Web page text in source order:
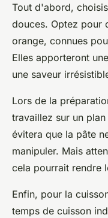
Tout d'abord,
douces. Optez pour
orange, connues
Elles apporteront
une saveur
Lors de la
travaillez sur un
évitera que la pâte
manipuler. Mais
cela pourrait rendre
Enfin, pour la
temps de cuisson